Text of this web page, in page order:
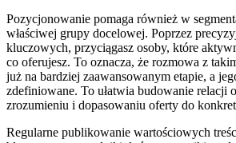
Pozycjonowanie pomaga również w
właściwej grupy docelowej. Poprzez
kluczowych, przyciągasz osoby, które
co oferujesz. To oznacza, że rozmowa z
już na bardziej zaawansowanym etapie, a
zdefiniowane. To ułatwia budowanie relacji
zrozumieniu i dopasowaniu oferty do
Regularne publikowanie wartościowych